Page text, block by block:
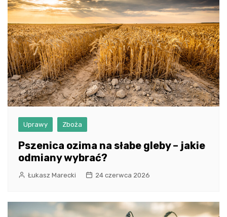
Uprawy Zboża
Pszenica ozima na słabe gleby – jakie
odmiany wybrać?
Łukasz Marecki 24 czerwca 2026